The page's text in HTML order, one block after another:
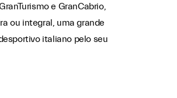
e GranCabrio,
ou integral, uma grande
italiano pelo seu